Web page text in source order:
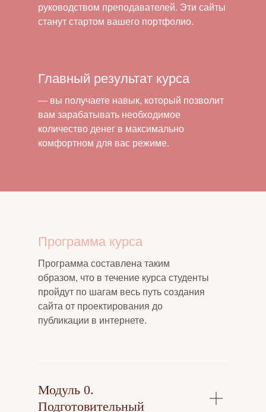
руководством преподавателей. Эти сайты
станут стартом вашего портфолио.
Главный результат курса
— вы получаете навык, который позволит
вам зарабатывать необходимое
количество денег в максимально
комфортном для вас режиме.
Программа составлена таким
образом, что в течение курса студенты
пройдут по шагам весь путь создания
сайта от проектирования до
публикации в интернете.
Программа курса
Модуль 0.
Подготовительный